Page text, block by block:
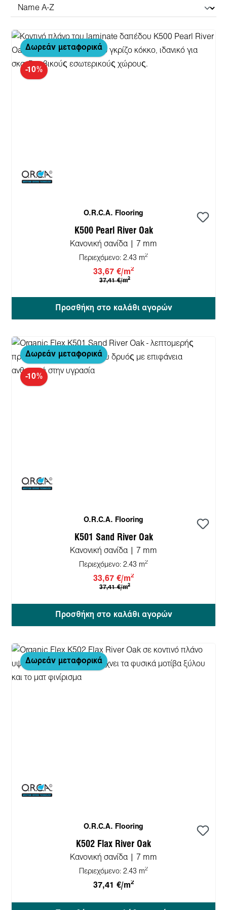
Δωρεάν μεταφορικά
-10%
O.R.C.A. Flooring
K500 Pearl River Oak
Κανονική σανίδα | 7 mm
Περιεχόμενο: 2.43 m2
33,67 €/m2
37,41 €/m2
Προσθήκη στο καλάθι αγορών
Δωρεάν μεταφορικά
-10%
O.R.C.A. Flooring
K501 Sand River Oak
Κανονική σανίδα | 7 mm
Περιεχόμενο: 2.43 m2
33,67 €/m2
37,41 €/m2
Προσθήκη στο καλάθι αγορών
Δωρεάν μεταφορικά
O.R.C.A. Flooring
K502 Flax River Oak
Κανονική σανίδα | 7 mm
Περιεχόμενο: 2.43 m2
37,41 €/m2